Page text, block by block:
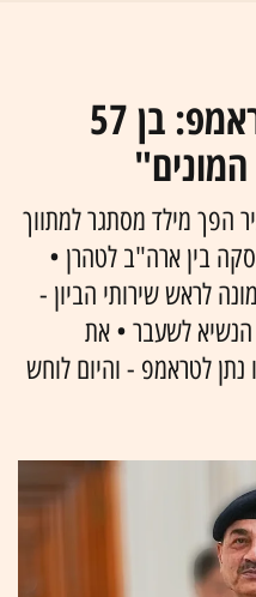
הגנרל החביב על טראמפ: בן 57
הפך מילד מסתגר למתווך
בין ארה"ב לטהרן •
לראש שירותי הביון -
הנשיא לשעבר • את
לטראמפ - והיום לוחש